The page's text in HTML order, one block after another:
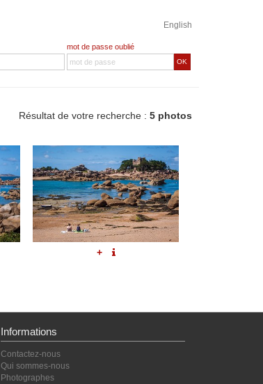
English
mot de passe oublié
OK
Résultat de votre recherche : 5 photos
+
Informations
Contactez-nous
Qui sommes-nous
Photographes